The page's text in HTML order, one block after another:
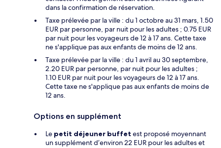
dans la confirmation de réservation.
Taxe prélevée par la ville : du 1 octobre au 31 mars, 1.50
EUR par personne, par nuit pour les adultes ; 0.75 EUR
par nuit pour les voyageurs de 12 à 17 ans. Cette taxe
ne s'applique pas aux enfants de moins de 12 ans.
Taxe prélevée par la ville : du 1 avril au 30 septembre,
2.20 EUR par personne, par nuit pour les adultes ;
1.10 EUR par nuit pour les voyageurs de 12 à 17 ans.
Cette taxe ne s'applique pas aux enfants de moins de
12 ans.
Options en supplément
Le petit déjeuner buffet est proposé moyennant
un supplément d’environ 22 EUR pour les adultes et